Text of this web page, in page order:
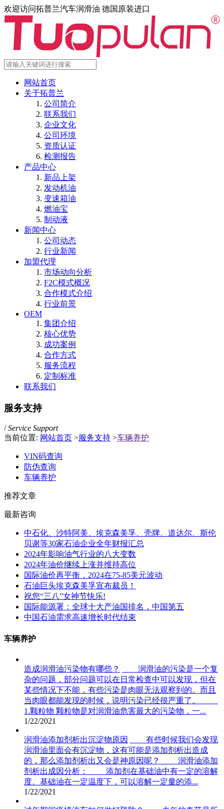
欢迎访问拓普兰汽车润滑油 德国原装进口
网站首页
关于拓普兰
公司简介
联系我们
企业文化
公司环境
资质认证
检测报告
产品中心
新品上架
发动机油
变速箱油
燃油宝
制动液
新闻中心
公司动态
行业新闻
加盟代理
市场动向分析
F2C模式概况
合作模式介绍
行业前景
OEM
集团介绍
核心优势
成功案例
合作方式
服务流程
定制标准
联系我们
服务支持
/Service Support
当前位置: 网站首页 >服务支持 >车辆养护
VIN码查询
防伪查询
车辆养护
推荐文章
最新咨询
中石化、沙特阿美、埃克森美孚、壳牌、道达尔、斯伦
贝谢等30家石油企业全年财报汇总
2024年影响油气行业的八大变数
2024年油价继续上涨并维持高位
国际油价再平衡，2024在75-85美元波动
石油巨头埃克森美孚宣布裁员！
祝您“三八”女神节快乐!
国际能源署：全球十大产油国排名，中国第五
中国石油需求高速增长时代结束
车辆养护
造成润滑油污染物有哪些？
润滑油的污染是一个复
杂的问题，部分问题可以在日常检查中可以发现，但在
某些情况下不能，有些污染是肉眼无法观察到的。而且
当肉眼都能发现的时候，说明污染已经很严重了。
1.颗粒物 颗粒物是对润滑油危害最大的污染物，一...
1/22/2021
润滑油添加剂析出沉淀物原因
有些时候我们会发现
润滑油里面会有沉淀物，这有可能是添加剂析出造成
的，那么添加剂析出又会是神原因呢？ 润滑油添加
剂析出成因分析： 添加剂在基础油中有一定的溶解
度。基础油在一定温度下，可以溶解一定量的添...
1/22/2021